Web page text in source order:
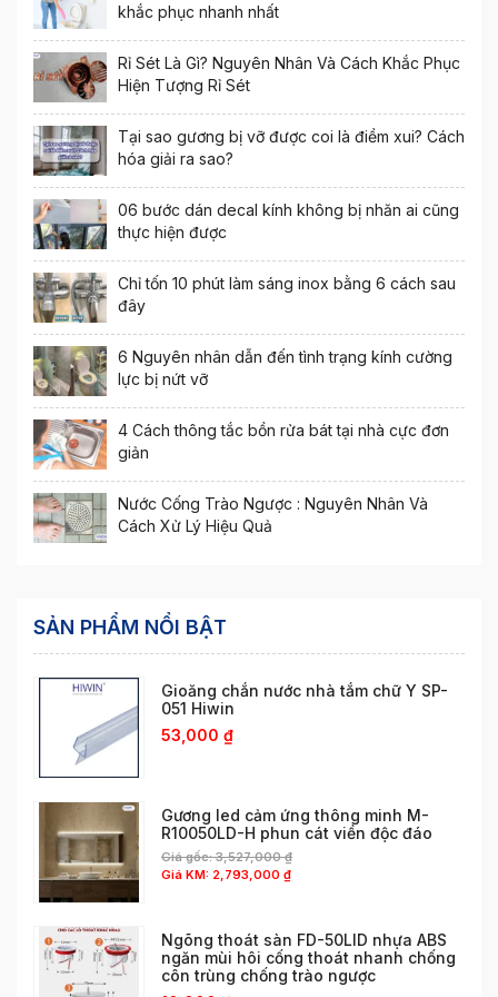
khắc phục nhanh nhất
Rỉ Sét Là Gì? Nguyên Nhân Và Cách Khắc Phục
Hiện Tượng Rỉ Sét
Tại sao gương bị vỡ được coi là điềm xui? Cách
hóa giải ra sao?
06 bước dán decal kính không bị nhăn ai cũng
thực hiện được
Chỉ tốn 10 phút làm sáng inox bằng 6 cách sau
đây
6 Nguyên nhân dẫn đến tình trạng kính cường
lực bị nứt vỡ
4 Cách thông tắc bồn rửa bát tại nhà cực đơn
giản
Nước Cống Trào Ngược : Nguyên Nhân Và
Cách Xử Lý Hiệu Quả
SẢN PHẨM NỔI BẬT
Gioăng chắn nước nhà tắm chữ Y SP-
051 Hiwin
53,000 ₫
Gương led cảm ứng thông minh M-
R10050LD-H phun cát viền độc đáo
Giá gốc:3,527,000₫
Giá KM: 2,793,000 ₫
Ngõng thoát sàn FD-50LID nhựa ABS
ngăn mùi hôi cống thoát nhanh chống
côn trùng chống trào ngược